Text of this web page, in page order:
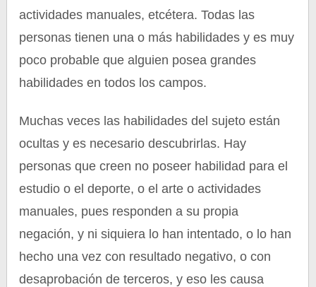
actividades manuales, etcétera. Todas las
personas tienen una o más habilidades y es muy
poco probable que alguien posea grandes
habilidades en todos los campos.
Muchas veces las habilidades del sujeto están
ocultas y es necesario descubrirlas. Hay
personas que creen no poseer habilidad para el
estudio o el deporte, o el arte o actividades
manuales, pues responden a su propia
negación, y ni siquiera lo han intentado, o lo han
hecho una vez con resultado negativo, o con
desaprobación de terceros, y eso les causa